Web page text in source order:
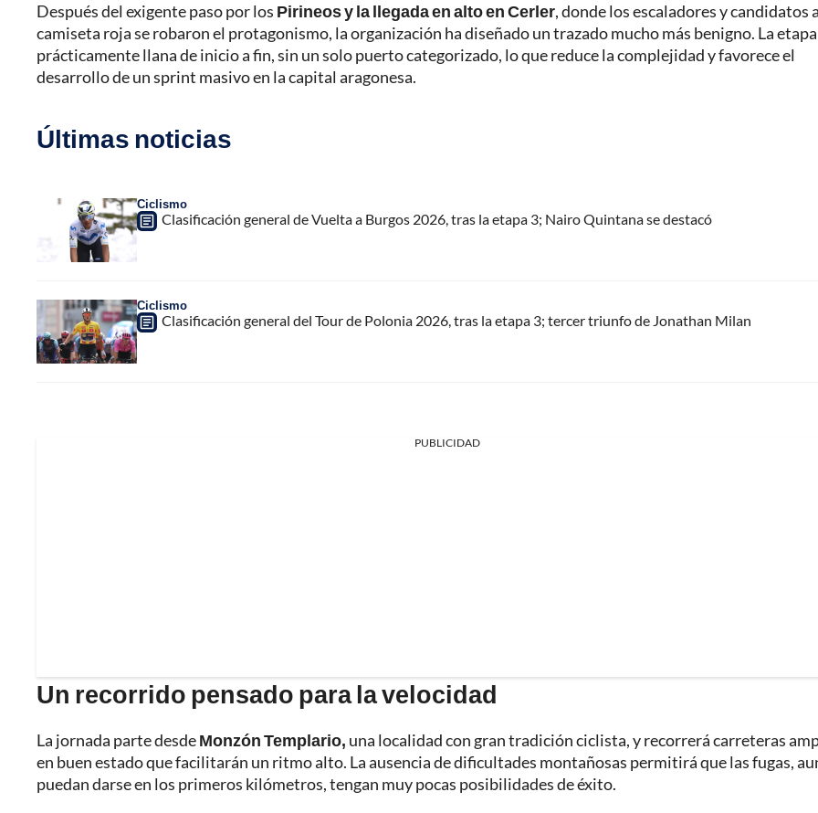
Después del exigente paso por los Pirineos y la llegada en alto en Cerler, donde los escaladores y candidatos
camiseta roja se robaron el protagonismo, la organización ha diseñado un trazado mucho más benigno. La
prácticamente llana de inicio a fin, sin un solo puerto categorizado, lo que reduce la complejidad y favorece el
desarrollo de un sprint masivo en la capital aragonesa.
Últimas noticias
Ciclismo
Clasificación general de Vuelta a Burgos 2026, tras la etapa 3; Nairo Quintana se destacó
Ciclismo
Clasificación general del Tour de Polonia 2026, tras la etapa 3; tercer triunfo de Jonathan Milan
PUBLICIDAD
Un recorrido pensado para la velocidad
La jornada parte desdeMonzón Templario, una localidad con gran tradición ciclista, y recorrerá carreteras
en buen estado que facilitarán un ritmo alto. La ausencia de dificultades montañosas permitirá que las fugas,
puedan darse en los primeros kilómetros, tengan muy pocas posibilidades de éxito.